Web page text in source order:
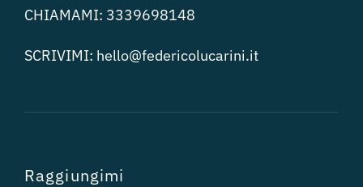
CHIAMAMI: 3339698148
SCRIVIMI: hello@federicolucarini.it
Raggiungimi